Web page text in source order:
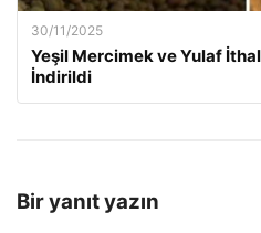
30/11/2025
Yeşil Mercimek ve Yulaf
İndirildi
Bir yanıt yazın